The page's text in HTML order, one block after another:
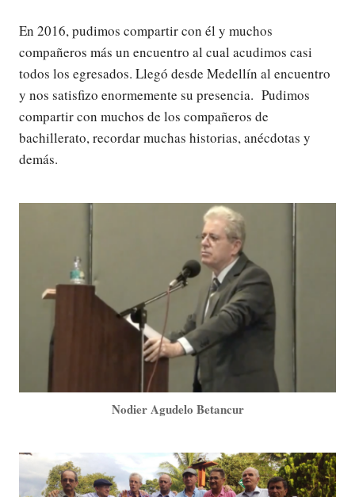
En 2016, pudimos compartir con él y muchos
compañeros más un encuentro al cual acudimos casi
todos los egresados. Llegó desde Medellín al encuentro
y nos satisfizo enormemente su presencia. Pudimos
compartir con muchos de los compañeros de
bachillerato, recordar muchas historias, anécdotas y
demás.
Nodier Agudelo Betancur